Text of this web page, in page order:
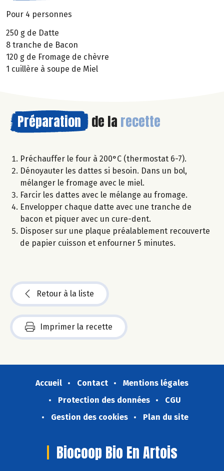
Pour 4 personnes
250 g de Datte
8 tranche de Bacon
120 g de Fromage de chèvre
1 cuillère à soupe de Miel
Préparation de la recette
Préchauffer le four à 200°C (thermostat 6-7).
Dénoyauter les dattes si besoin. Dans un bol,
mélanger le fromage avec le miel.
Farcir les dattes avec le mélange au fromage.
Envelopper chaque datte avec une tranche de
bacon et piquer avec un cure-dent.
Disposer sur une plaque préalablement recouverte
de papier cuisson et enfourner 5 minutes.
Retour à la liste
Imprimer la recette
Accueil Contact
Mentions légales
Protection des données
CGU
Gestion des cookies
Plan du site
Biocoop Bio En Artois